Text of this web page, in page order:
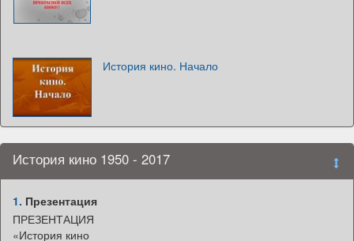
История кино. Начало
История кино 1950 - 2017
1. Презентация
ПРЕЗЕНТАЦИЯ
«История кино